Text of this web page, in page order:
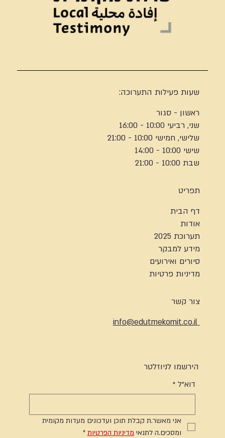
שעות פעילות התערוכה:
ראשון - סגור
שני, רביעי 10:00 - 16:00
שלישי, חמישי 10:00 - 21:00
שישי 10:00 - 14:00
שבת 10:00 - 21:00
תפריט
דף הבית
אודות
תערוכת 2025
מידע למבקר
סיורים ואירועים
מדיניות פרטיות
צור קשר
info@edutmekomit.co.il
הירשמו לניוזלטר
דוא"ל *
אני מאשר.ת קבלת תוכן ועדכונים מעדות מקומית
ומסכים.ה לתנאי מדיניות הפרטיות *